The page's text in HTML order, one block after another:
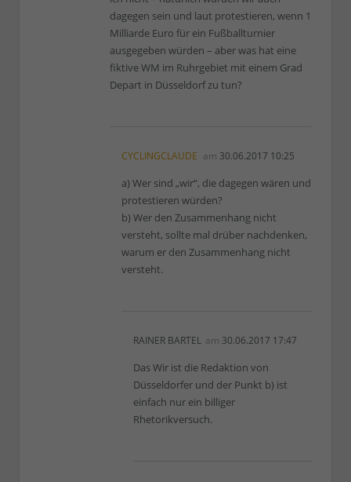
dagegen sein und laut protestieren, wenn 1
Milliarde Euro für ein Fußballturnier
ausgegeben würden – aber was hat eine
fiktive WM im Ruhrgebiet mit einem Grad
Depart in Düsseldorf zu tun?
CYCLINGCLAUDE am 30.06.2017 10:25
a) Wer sind „wir“, die dagegen wären und
protestieren würden?
b) Wer den Zusammenhang nicht
versteht, sollte mal drüber nachdenken,
warum er den Zusammenhang nicht
versteht.
RAINER BARTEL am 30.06.2017 17:47
Das Wir ist die Redaktion von
Düsseldorfer und der Punkt b) ist
einfach nur ein billiger
Rhetorikversuch.